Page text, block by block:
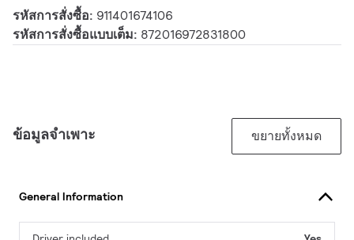
รหัสการสั่งซื้อ: 911401674106
รหัสการสั่งซื้อแบบเต็ม: 872016972831800
ข้อมูลจำเพาะ ขยายทั้งหมด
General Information